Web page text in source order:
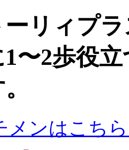
リィプ
〜2歩役
メンはこち